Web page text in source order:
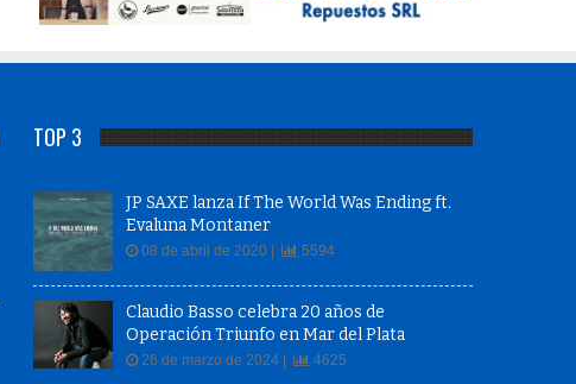
TOP 3
JP SAXE lanza If The World Was Ending ft.
Evaluna Montaner
08 de abril de 2020 | 5594
Claudio Basso celebra 20 años de
Operación Triunfo en Mar del Plata
26 de marzo de 2024 | 4625